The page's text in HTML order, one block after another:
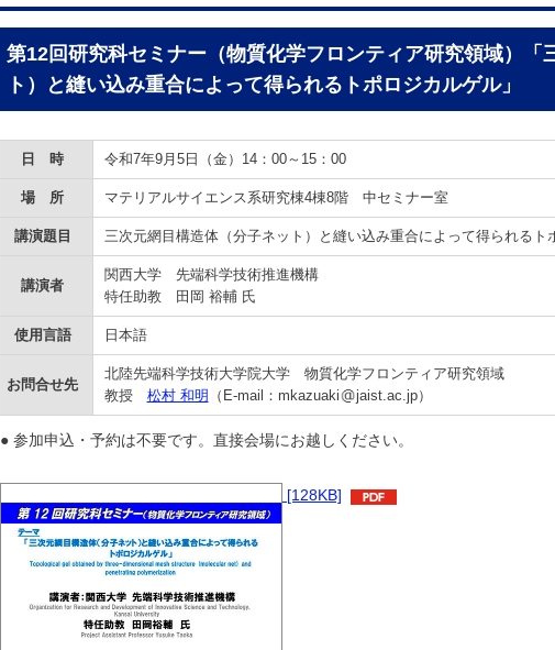
第12回研究科セミナー（物質化学フロンティア研究領域）「
ト）と縫い込み重合によって得られるトポロジカルゲル」
日 時 令和7年9月5日（金）14：00～15：00
場 所 マテリアルサイエンス系研究棟4棟8階 中セミナー室
講演題目 三次元網目構造体（分子ネット）と縫い込み重合によって得られるト
講演者
関西大学 先端科学技術推進機構
特任助教 田岡 裕輔 氏
使用言語 日本語
お問合せ先
北陸先端科学技術大学院大学 物質化学フロンティア研究領域
教授 松村 和明 （E-mail：mkazuaki jaist.ac.jp）
● 参加申込・予約は不要です。直接会場にお越しください。
[128KB]